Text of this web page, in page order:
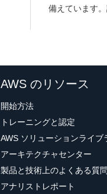
備えています
AWS のリソース
開始方法
トレーニングと認定
AWS ソリューションライブ
アーキテクチャセンター
製品と技術上のよくある質問
アナリストレポート